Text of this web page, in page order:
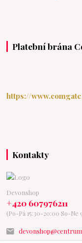
Platební brána
https://
Kontakty
Devonshop
+420 607976211
(Po-Pá 15:30-20:00 So-Ne